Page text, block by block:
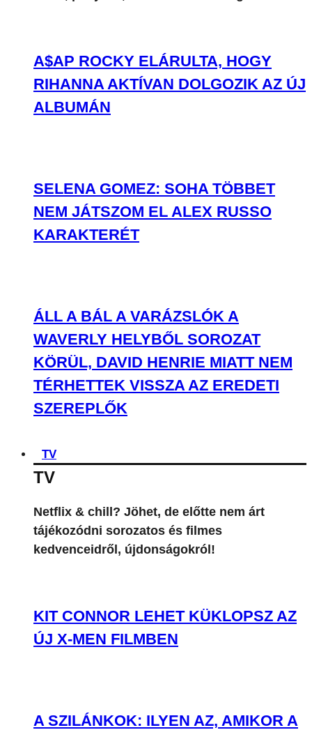
A$AP ROCKY ELÁRULTA, HOGY
RIHANNA AKTÍVAN DOLGOZIK AZ ÚJ
ALBUMÁN
SELENA GOMEZ: SOHA TÖBBET
NEM JÁTSZOM EL ALEX RUSSO
KARAKTERÉT
ÁLL A BÁL A VARÁZSLÓK A
WAVERLY HELYBŐL SOROZAT
KÖRÜL, DAVID HENRIE MIATT NEM
TÉRHETTEK VISSZA AZ EREDETI
SZEREPLŐK
TV
TV
Netflix & chill? Jöhet, de előtte nem árt
tájékozódni sorozatos és filmes
kedvenceidről, újdonságokról!
KIT CONNOR LEHET KÜKLOPSZ AZ
ÚJ X-MEN FILMBEN
A SZILÁNKOK: ILYEN AZ, AMIKOR A